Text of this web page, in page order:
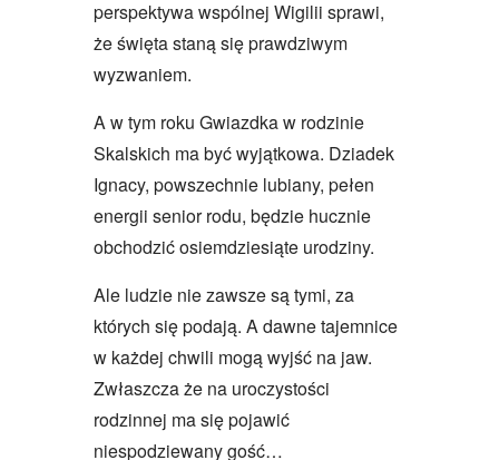
perspektywa wspólnej Wigilii sprawi,
że święta staną się prawdziwym
wyzwaniem.
A w tym roku Gwiazdka w rodzinie
Skalskich ma być wyjątkowa. Dziadek
Ignacy, powszechnie lubiany, pełen
energii senior rodu, będzie hucznie
obchodzić osiemdziesiąte urodziny.
Ale ludzie nie zawsze są tymi, za
których się podają. A dawne tajemnice
w każdej chwili mogą wyjść na jaw.
Zwłaszcza że na uroczystości
rodzinnej ma się pojawić
niespodziewany gość…